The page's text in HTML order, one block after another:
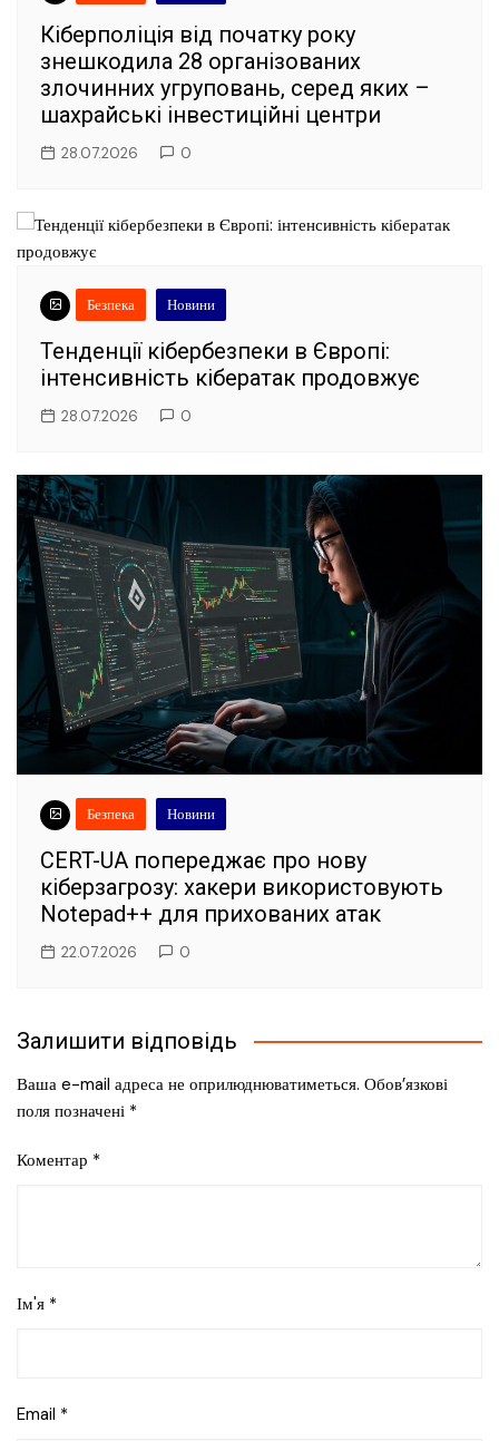
Кіберполіція від початку року
знешкодила 28 організованих
злочинних угруповань, серед яких –
шахрайські інвестиційні центри
28.07.2026 0
Безпека Новини
Тенденції кібербезпеки в Європі:
інтенсивність кібератак продовжує
28.07.2026 0
Безпека Новини
CERT-UA попереджає про нову
кіберзагрозу: хакери використовують
Notepad++ для прихованих атак
22.07.2026 0
Залишити відповідь
Ваша e-mail адреса не оприлюднюватиметься. Обов’язкові
поля позначені *
Коментар *
Ім'я *
Email *